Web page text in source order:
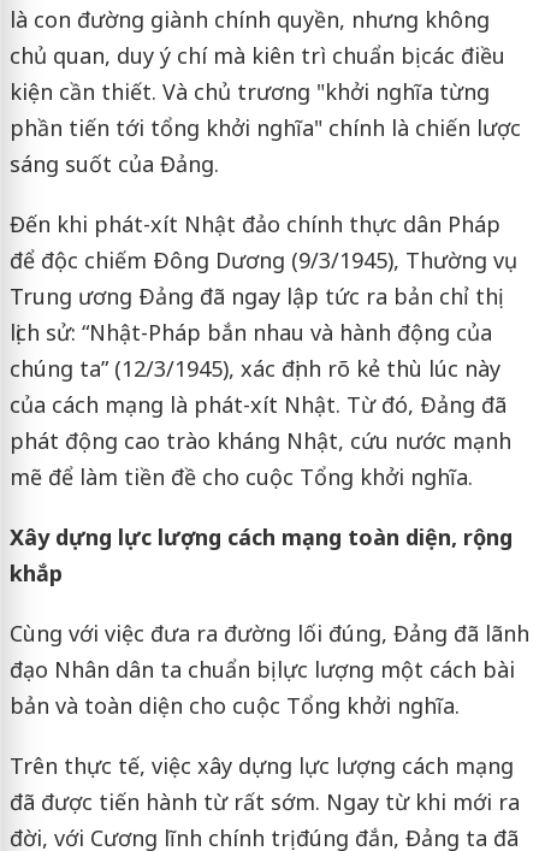
là con đường giành chính quyền, nhưng không
chủ quan, duy ý chí mà kiên trì chuẩn bị các điều
kiện cần thiết. Và chủ trương "khởi nghĩa từng
phần tiến tới tổng khởi nghĩa" chính là chiến lược
sáng suốt của Đảng.
Đến khi phát-xít Nhật đảo chính thực dân Pháp
để độc chiếm Ðông Dương (9/3/1945), Thường vụ
Trung ương Ðảng đã ngay lập tức ra bản chỉ thị
lịch sử: “Nhật-Pháp bắn nhau và hành động của
chúng ta” (12/3/1945), xác định rõ kẻ thù lúc này
của cách mạng là phát-xít Nhật. Từ đó, Ðảng đã
phát động cao trào kháng Nhật, cứu nước mạnh
mẽ để làm tiền đề cho cuộc Tổng khởi nghĩa.
Xây dựng lực lượng cách mạng toàn diện, rộng
khắp
Cùng với việc đưa ra đường lối đúng, Đảng đã lãnh
đạo Nhân dân ta chuẩn bị lực lượng một cách bài
bản và toàn diện cho cuộc Tổng khởi nghĩa.
Trên thực tế, việc xây dựng lực lượng cách mạng
đã được tiến hành từ rất sớm. Ngay từ khi mới ra
đời, với Cương lĩnh chính trị đúng đắn, Đảng ta đã